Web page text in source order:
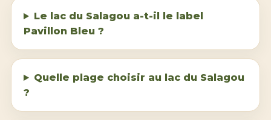
Le lac du Salagou a-t-il le label
Pavillon Bleu ?
Quelle plage choisir au lac du Salagou
?